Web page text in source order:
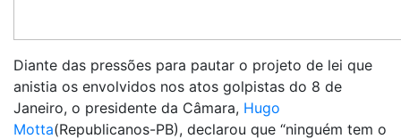
Diante das pressões para pautar o projeto de lei que
anistia os envolvidos nos atos golpistas do 8 de
Janeiro, o presidente da Câmara, Hugo
Motta(Republicanos-PB), declarou que “ninguém tem o